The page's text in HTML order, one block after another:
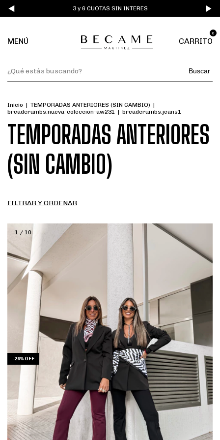
3 y 6 CUOTAS SIN INTERES
MENÚ CARRITO
0
Buscar
Inicio | TEMPORADAS ANTERIORES (SIN CAMBIO) |
breadcrumbs.nueva-coleccion-aw231 | breadcrumbs.jeans1
TEMPORADAS ANTERIORES
(SIN CAMBIO)
FILTRAR Y ORDENAR
1 / 10
-29% OFF